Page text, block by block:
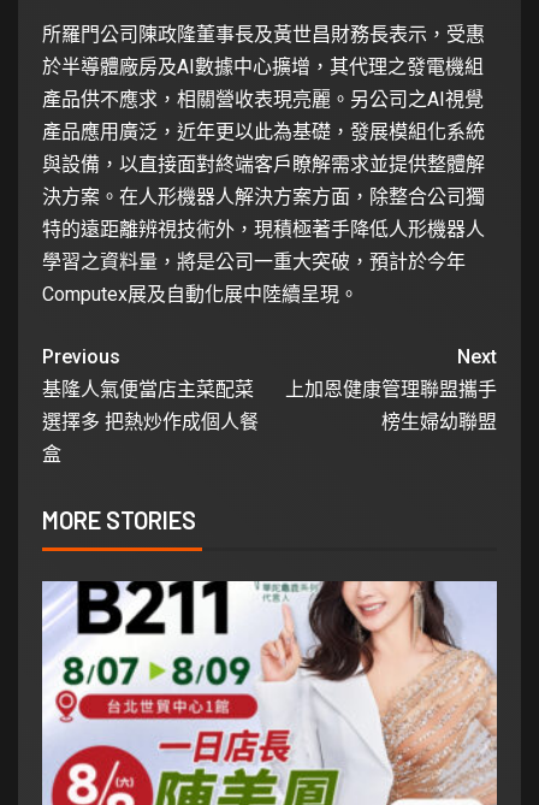
所羅門公司陳政隆董事長及黃世昌財務長表示，受惠
於半導體廠房及AI數據中心擴增，其代理之發電機組
產品供不應求，相關營收表現亮麗。另公司之AI視覺
產品應用廣泛，近年更以此為基礎，發展模組化系統
與設備，以直接面對終端客戶瞭解需求並提供整體解
決方案。在人形機器人解決方案方面，除整合公司獨
特的遠距離辨視技術外，現積極著手降低人形機器人
學習之資料量，將是公司一重大突破，預計於今年
Computex展及自動化展中陸續呈現。
Previous
基隆人氣便當店主菜配菜
選擇多 把熱炒作成個人餐
盒
Next
上加恩健康管理聯盟攜手
榜生婦幼聯盟
MORE STORIES